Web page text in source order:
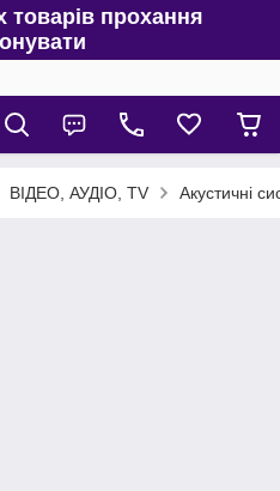
товарів прохання
ВІДЕО, АУДІО, TV Акустичні